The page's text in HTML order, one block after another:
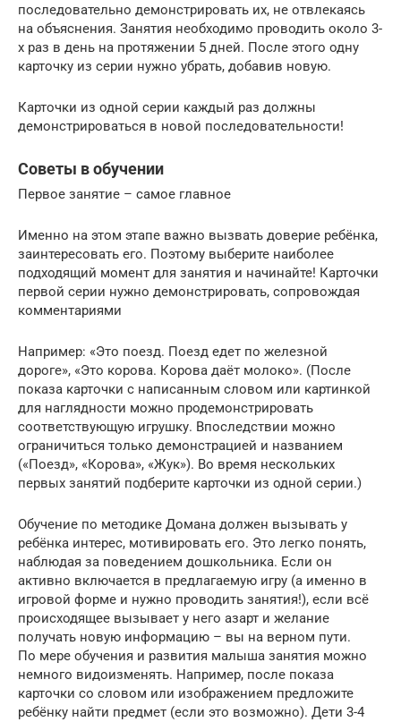
последовательно демонстрировать их, не отвлекаясь
на объяснения. Занятия необходимо проводить около 3-
х раз в день на протяжении 5 дней. После этого одну
карточку из серии нужно убрать, добавив новую.
Карточки из одной серии каждый раз должны
демонстрироваться в новой последовательности!
Советы в обучении
Первое занятие – самое главное
Именно на этом этапе важно вызвать доверие ребёнка,
заинтересовать его. Поэтому выберите наиболее
подходящий момент для занятия и начинайте! Карточки
первой серии нужно демонстрировать, сопровождая
комментариями
Например: «Это поезд. Поезд едет по железной
дороге», «Это корова. Корова даёт молоко». (После
показа карточки с написанным словом или картинкой
для наглядности можно продемонстрировать
соответствующую игрушку. Впоследствии можно
ограничиться только демонстрацией и названием
(«Поезд», «Корова», «Жук»). Во время нескольких
первых занятий подберите карточки из одной серии.)
Обучение по методике Домана должен вызывать у
ребёнка интерес, мотивировать его. Это легко понять,
наблюдая за поведением дошкольника. Если он
активно включается в предлагаемую игру (а именно в
игровой форме и нужно проводить занятия!), если всё
происходящее вызывает у него азарт и желание
получать новую информацию – вы на верном пути.
По мере обучения и развития малыша занятия можно
немного видоизменять. Например, после показа
карточки со словом или изображением предложите
ребёнку найти предмет (если это возможно). Дети 3-4